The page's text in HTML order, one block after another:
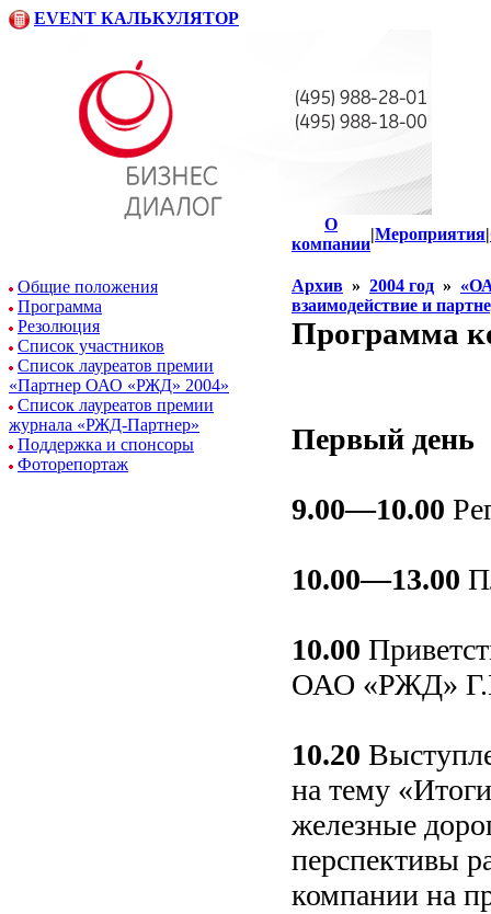
EVENT КАЛЬКУЛЯТОР
О
компании
|Мероприятия|
Общие положения
Программа
Резолюция
Список участников
Список лауреатов премии
«Партнер ОАО «РЖД» 2004»
Список лауреатов премии
журнала «РЖД-Партнер»
Поддержка и спонсоры
Фоторепортаж
Архив » 2004 год »
взаимодействие и
Программа
Первый день
9.00—10.00
10.00—13.00
10.00
ОАО «РЖД»
10.20
на тему
железные
перспективы
компании на